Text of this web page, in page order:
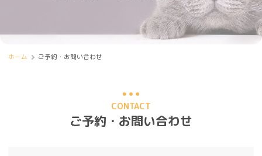
ホーム ご予約・お問い合わせ
CONTACT
ご予約・お問い合わせ